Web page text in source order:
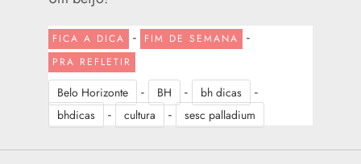
FICA A DICA - FIM DE SEMANA -
PRA REFLETIR
Belo Horizonte - BH - bh dicas -
bhdicas - cultura - sesc palladium